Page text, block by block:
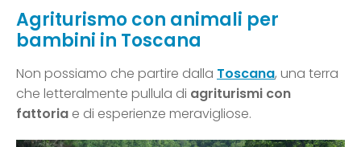
Agriturismo con animali per
bambini in Toscana
Non possiamo che partire dalla Toscana, una terra
che letteralmente pullula di agriturismi con
fattoria e di esperienze meravigliose.